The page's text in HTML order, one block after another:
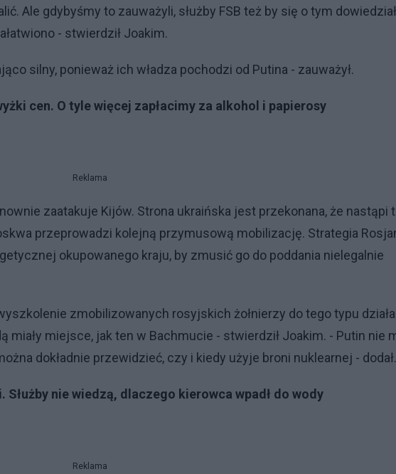
Ale gdybyśmy to zauważyli, służby FSB też by się o tym
- stwierdził Joakim.
silny, ponieważ ich władza pochodzi od Putina - zauważył.
cen. O tyle więcej zapłacimy za alkohol i papierosy
Reklama
zaatakuje Kijów. Strona ukraińska jest przekonana, że nastąpi
przeprowadzi kolejną przymusową mobilizację. Strategia
okupowanego kraju, by zmusić go do poddania nielegalnie
zmobilizowanych rosyjskich żołnierzy do tego typu
miały miejsce, jak ten w Bachmucie - stwierdził Joakim. - Putin nie
dokładnie przewidzieć, czy i kiedy użyje broni nuklearnej - dodał.
nie wiedzą, dlaczego kierowca wpadł do wody
Reklama